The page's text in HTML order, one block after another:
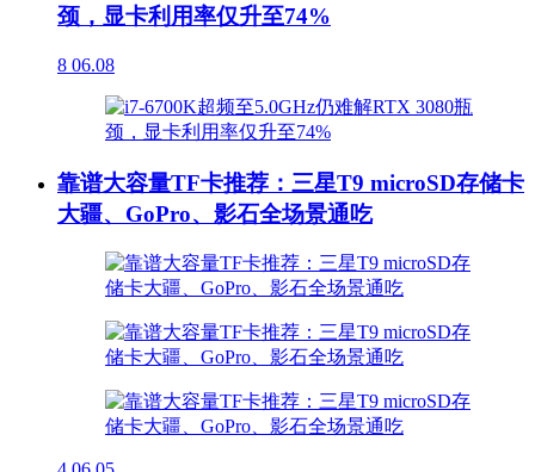
颈，显卡利用率仅升至74%
8 06.08
靠谱大容量TF卡推荐：三星T9 microSD存储卡
大疆、GoPro、影石全场景通吃